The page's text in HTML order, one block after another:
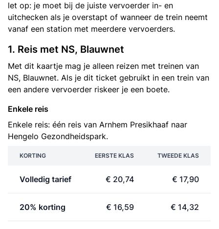
let op: je moet bij de juiste vervoerder in- en
uitchecken als je overstapt of wanneer de trein neemt
vanaf een station met meerdere vervoerders.
1. Reis met NS, Blauwnet
Met dit kaartje mag je alleen reizen met treinen van
NS, Blauwnet. Als je dit ticket gebruikt in een trein van
een andere vervoerder riskeer je een boete.
Enkele reis
Enkele reis: één reis van Arnhem Presikhaaf naar
Hengelo Gezondheidspark.
KORTING EERSTE KLAS TWEEDE KLAS
Volledig tarief € 20,74 € 17,90
20% korting € 16,59 € 14,32